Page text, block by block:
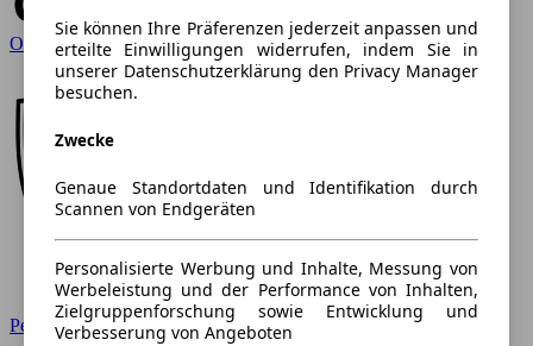
Opel
Peugeot
Sie können Ihre Präferenzen jederzeit anpassen und
erteilte Einwilligungen widerrufen, indem Sie in
unserer Datenschutzerklärung den Privacy Manager
besuchen.
Zwecke
Genaue Standortdaten und Identifikation durch
Scannen von Endgeräten
Personalisierte Werbung und Inhalte, Messung von
Werbeleistung und der Performance von Inhalten,
Zielgruppenforschung sowie Entwicklung und
Verbesserung von Angeboten